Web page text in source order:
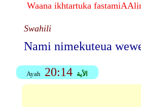
Waana ikhtartuka
Swahili
Nami nimekuteua
Ayah 20:14 الأية